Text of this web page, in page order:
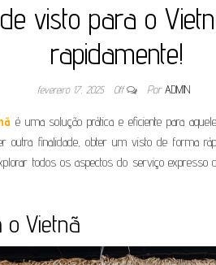
visto para o
rapidamente!
fevereiro 17, 2025 Off Por ADMIN
é uma solução prática e eficiente para
outra finalidade, obter um visto de forma
todos os aspectos do serviço expresso
Vietnã